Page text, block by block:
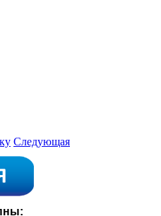
Следующая